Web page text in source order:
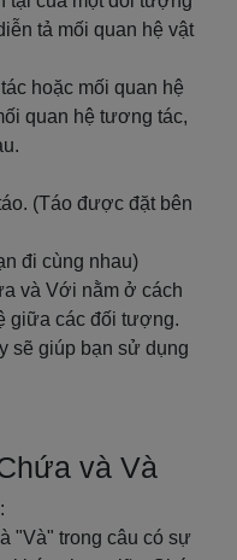
tả mối quan hệ vật
hoặc mối quan hệ
quan hệ tương tác,
(Táo được đặt bên
đi cùng nhau)
và Với nằm ở cách
giữa các đối tượng.
sẽ giúp bạn sử dụng
và Và
"Và" trong câu có sự